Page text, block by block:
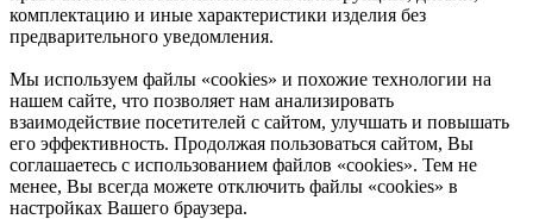
комплектацию и иные характеристики изделия без
предварительного уведомления.
Мы используем файлы «cookies» и похожие технологии на
нашем сайте, что позволяет нам анализировать
взаимодействие посетителей с сайтом, улучшать и повышать
его эффективность. Продолжая пользоваться сайтом, Вы
соглашаетесь с использованием файлов «cookies». Тем не
менее, Вы всегда можете отключить файлы «cookies» в
настройках Вашего браузера.